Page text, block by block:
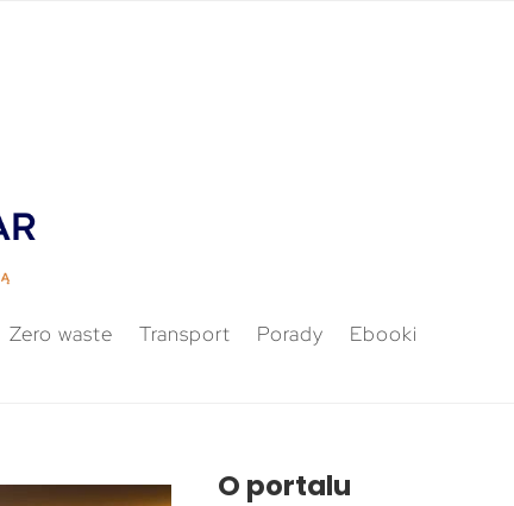
Zero waste Transport Porady Ebooki
O portalu